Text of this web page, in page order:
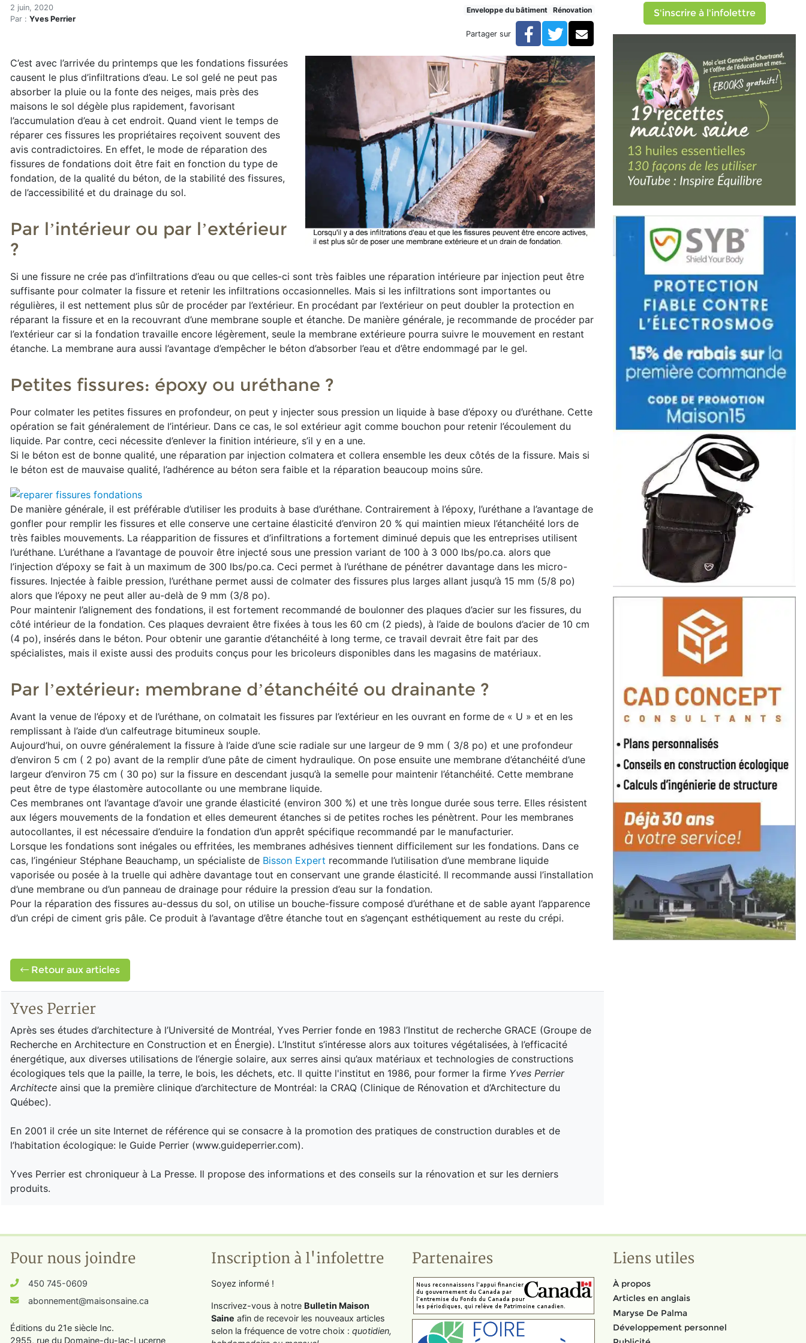
Accueil
Articles
Fissures de fondations : comment réparer
2 juin, 2020
Par : Yves Perrier
Enveloppe du bâtiment Rénovation
Partager sur Facebook
TwitterCourriel
C’est avec l’arrivée du printemps que les fondations fissurées
causent le plus d’infiltrations d’eau. Le sol gelé ne peut pas
absorber la pluie ou la fonte des neiges, mais près des
maisons le sol dégèle plus rapidement, favorisant
l’accumulation d’eau à cet endroit. Quand vient le temps de
réparer ces fissures les propriétaires reçoivent souvent des
avis contradictoires. En effet, le mode de réparation des
fissures de fondations doit être fait en fonction du type de
fondation, de la qualité du béton, de la stabilité des fissures,
de l’accessibilité et du drainage du sol.
Par l’intérieur ou par l’extérieur
?
Si une fissure ne crée pas d’infiltrations d’eau ou que celles-ci sont très faibles une réparation intérieure par injection peut être
suffisante pour colmater la fissure et retenir les infiltrations occasionnelles. Mais si les infiltrations sont importantes ou
régulières, il est nettement plus sûr de procéder par l’extérieur. En procédant par l’extérieur on peut doubler la protection en
réparant la fissure et en la recouvrant d’une membrane souple et étanche. De manière générale, je recommande de procéder par
l’extérieur car si la fondation travaille encore légèrement, seule la membrane extérieure pourra suivre le mouvement en restant
étanche. La membrane aura aussi l’avantage d’empêcher le béton d’absorber l’eau et d’être endommagé par le gel.
Petites fissures: époxy ou uréthane ?
Pour colmater les petites fissures en profondeur, on peut y injecter sous pression un liquide à base d’époxy ou d’uréthane. Cette
opération se fait généralement de l’intérieur. Dans ce cas, le sol extérieur agit comme bouchon pour retenir l’écoulement du
liquide. Par contre, ceci nécessite d’enlever la finition intérieure, s’il y en a une.
Si le béton est de bonne qualité, une réparation par injection colmatera et collera ensemble les deux côtés de la fissure. Mais si
le béton est de mauvaise qualité, l’adhérence au béton sera faible et la réparation beaucoup moins sûre.
De manière générale, il est préférable d’utiliser les produits à base d’uréthane. Contrairement à l’époxy, l’uréthane a l’avantage de
gonfler pour remplir les fissures et elle conserve une certaine élasticité d’environ 20 % qui maintien mieux l’étanchéité lors de
très faibles mouvements. La réapparition de fissures et d’infiltrations a fortement diminué depuis que les entreprises utilisent
l’uréthane. L’uréthane a l’avantage de pouvoir être injecté sous une pression variant de 100 à 3 000 lbs/po.ca. alors que
l’injection d’époxy se fait à un maximum de 300 lbs/po.ca. Ceci permet à l’uréthane de pénétrer davantage dans les micro-
fissures. Injectée à faible pression, l’uréthane permet aussi de colmater des fissures plus larges allant jusqu’à 15 mm (5/8 po)
alors que l’époxy ne peut aller au-delà de 9 mm (3/8 po).
Pour maintenir l’alignement des fondations, il est fortement recommandé de boulonner des plaques d’acier sur les fissures, du
côté intérieur de la fondation. Ces plaques devraient être fixées à tous les 60 cm (2 pieds), à l’aide de boulons d’acier de 10 cm
(4 po), insérés dans le béton. Pour obtenir une garantie d’étanchéité à long terme, ce travail devrait être fait par des
spécialistes, mais il existe aussi des produits conçus pour les bricoleurs disponibles dans les magasins de matériaux.
Par l’extérieur: membrane d’étanchéité ou drainante ?
Avant la venue de l’époxy et de l’uréthane, on colmatait les fissures par l’extérieur en les ouvrant en forme de « U » et en les
remplissant à l’aide d’un calfeutrage bitumineux souple.
Aujourd’hui, on ouvre généralement la fissure à l’aide d’une scie radiale sur une largeur de 9 mm ( 3/8 po) et une profondeur
d’environ 5 cm ( 2 po) avant de la remplir d’une pâte de ciment hydraulique. On pose ensuite une membrane d’étanchéité d’une
largeur d’environ 75 cm ( 30 po) sur la fissure en descendant jusqu’à la semelle pour maintenir l’étanchéité. Cette membrane
peut être de type élastomère autocollante ou une membrane liquide.
Ces membranes ont l’avantage d’avoir une grande élasticité (environ 300 %) et une très longue durée sous terre. Elles résistent
aux légers mouvements de la fondation et elles demeurent étanches si de petites roches les pénètrent. Pour les membranes
autocollantes, il est nécessaire d’enduire la fondation d’un apprêt spécifique recommandé par le manufacturier.
Lorsque les fondations sont inégales ou effritées, les membranes adhésives tiennent difficilement sur les fondations. Dans ce
cas, l’ingénieur Stéphane Beauchamp, un spécialiste de Bisson Expert recommande l’utilisation d’une membrane liquide
vaporisée ou posée à la truelle qui adhère davantage tout en conservant une grande élasticité. Il recommande aussi l’installation
d’une membrane ou d’un panneau de drainage pour réduire la pression d’eau sur la fondation.
Pour la réparation des fissures au-dessus du sol, on utilise un bouche-fissure composé d’uréthane et de sable ayant l’apparence
d’un crépi de ciment gris pâle. Ce produit à l’avantage d’être étanche tout en s’agençant esthétiquement au reste du crépi.
Retour aux articles
Yves Perrier
Après ses études d’architecture à l’Université de Montréal, Yves Perrier fonde en 1983 l’Institut de recherche GRACE (Groupe de
Recherche en Architecture en Construction et en Énergie). L’Institut s’intéresse alors aux toitures végétalisées, à l’efficacité
énergétique, aux diverses utilisations de l’énergie solaire, aux serres ainsi qu’aux matériaux et technologies de constructions
écologiques tels que la paille, la terre, le bois, les déchets, etc. Il quitte l'institut en 1986, pour former la firme Yves Perrier
Architecte ainsi que la première clinique d’architecture de Montréal: la CRAQ (Clinique de Rénovation et d’Architecture du
Québec).
En 2001 il crée un site Internet de référence qui se consacre à la promotion des pratiques de construction durables et de
l’habitation écologique: le Guide Perrier (www.guideperrier.com).
Yves Perrier est chroniqueur à La Presse. Il propose des informations et des conseils sur la rénovation et sur les derniers
produits.
S'inscrire à l'infolettre
Pour nous joindre
450 745-0609
abonnement@maisonsaine.ca
Éditions du 21e siècle Inc.
2955, rue du Domaine-du-lac-Lucerne
Inscription à l'infolettre
Soyez informé !
Inscrivez-vous à notre Bulletin Maison
Saine afin de recevoir les nouveaux articles
selon la fréquence de votre choix : quotidien,
Partenaires Liens utiles
À propos
Articles en anglais
Maryse De Palma
Développement personnel